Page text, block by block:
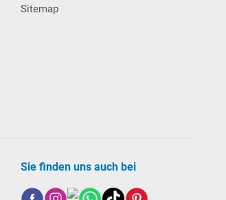
Sitemap
Sie finden uns auch bei